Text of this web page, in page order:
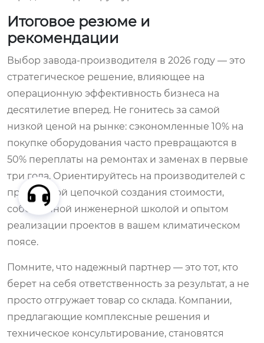
Итоговое резюме и
рекомендации
Выбор завода-производителя в 2026 году — это
стратегическое решение, влияющее на
операционную эффективность бизнеса на
десятилетие вперед. Не гонитесь за самой
низкой ценой на рынке: сэкономленные 10% на
покупке оборудования часто превращаются в
50% переплаты на ремонтах и заменах в первые
три года. Ориентируйтесь на производителей с
прозрачной цепочкой создания стоимости,
собственной инженерной школой и опытом
реализации проектов в вашем климатическом
поясе.
Помните, что надежный партнер — это тот, кто
берет на себя ответственность за результат, а не
просто отгружает товар со склада. Компании,
предлагающие комплексные решения и
техническое консультирование, становятся